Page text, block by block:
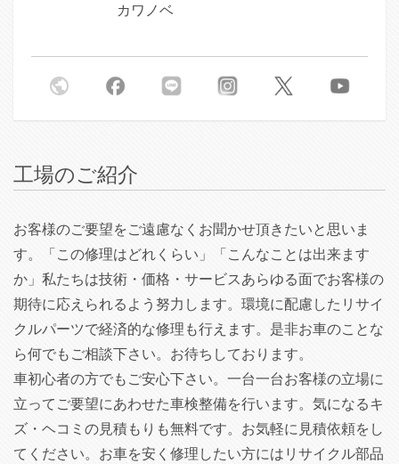
カワノベ
工場のご紹介
お客様のご要望をご遠慮なくお聞かせ頂きたいと思いま
す。「この修理はどれくらい」「こんなことは出来ます
か」私たちは技術・価格・サービスあらゆる面でお客様の
期待に応えられるよう努力します。環境に配慮したリサイ
クルパーツで経済的な修理も行えます。是非お車のことな
ら何でもご相談下さい。お待ちしております。
車初心者の方でもご安心下さい。一台一台お客様の立場に
立ってご要望にあわせた車検整備を行います。気になるキ
ズ・ヘコミの見積もりも無料です。お気軽に見積依頼をし
てください。お車を安く修理したい方にはリサイクル部品